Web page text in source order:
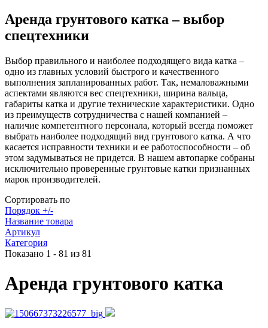
Аренда грунтового катка – выбор
спецтехники
Выбор правильного и наиболее подходящего вида катка –
одно из главных условий быстрого и качественного
выполнения запланированных работ. Так, немаловажными
аспектами являются вес спецтехники, ширина вальца,
габариты катка и другие технические характеристики. Одно
из преимуществ сотрудничества с нашей компанией –
наличие компетентного персонала, который всегда поможет
выбрать наиболее подходящий вид грунтового катка. А что
касается исправности техники и ее работоспособности – об
этом задумываться не придется. В нашем автопарке собраны
исключительно проверенные грунтовые катки признанных
марок производителей.
Сортировать по
Порядок +/-
Название товара
Артикул
Категория
Показано 1 - 81 из 81
Аренда грунтового катка